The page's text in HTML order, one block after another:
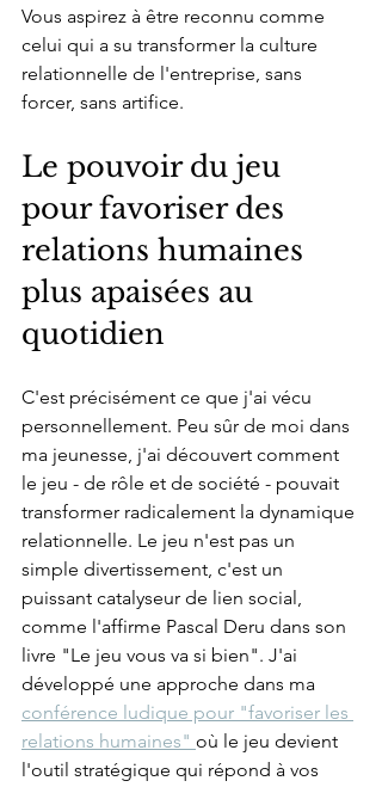
Vous aspirez à être reconnu comme
celui qui a su transformer la culture
relationnelle de l'entreprise, sans
forcer, sans artifice.
Le pouvoir du jeu
pour favoriser des
relations humaines
plus apaisées au
quotidien
C'est précisément ce que j'ai vécu
personnellement. Peu sûr de moi dans
ma jeunesse, j'ai découvert comment
le jeu - de rôle et de société - pouvait
transformer radicalement la dynamique
relationnelle. Le jeu n'est pas un
simple divertissement, c'est un
puissant catalyseur de lien social,
comme l'affirme Pascal Deru dans son
livre "Le jeu vous va si bien". J'ai
développé une approche dans ma
conférence ludique pour "favoriser les
relations humaines" où le jeu devient
l'outil stratégique qui répond à vos